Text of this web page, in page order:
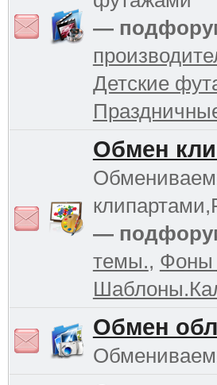
—
Детские
Обмен
—
темы., Фоны
Обмен